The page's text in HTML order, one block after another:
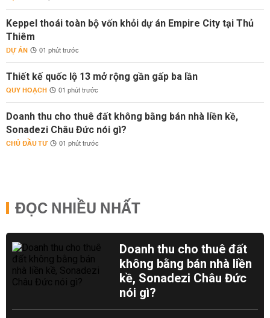
Keppel thoái toàn bộ vốn khỏi dự án Empire City tại Thủ
Thiêm
DỰ ÁN 01 phút trước
Thiết kế quốc lộ 13 mở rộng gần gấp ba lần
QUY HOẠCH 01 phút trước
Doanh thu cho thuê đất không bằng bán nhà liền kề,
Sonadezi Châu Đức nói gì?
CHỦ ĐẦU TƯ 01 phút trước
ĐỌC NHIỀU NHẤT
Doanh thu cho thuê đất
không bằng bán nhà liền
kề, Sonadezi Châu Đức
nói gì?